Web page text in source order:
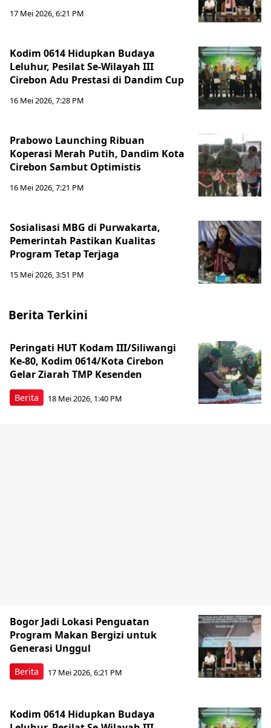
17 Mei 2026, 6:21 PM
Kodim 0614 Hidupkan Budaya
Leluhur, Pesilat Se-Wilayah III
Cirebon Adu Prestasi di Dandim Cup
16 Mei 2026, 7:28 PM
Prabowo Launching Ribuan
Koperasi Merah Putih, Dandim Kota
Cirebon Sambut Optimistis
16 Mei 2026, 7:21 PM
Sosialisasi MBG di Purwakarta,
Pemerintah Pastikan Kualitas
Program Tetap Terjaga
15 Mei 2026, 3:51 PM
Berita Terkini
Berita
Peringati HUT Kodam III/Siliwangi
Ke-80, Kodim 0614/Kota Cirebon
Gelar Ziarah TMP Kesenden
18 Mei 2026, 1:40 PM
Berita
Bogor Jadi Lokasi Penguatan
Program Makan Bergizi untuk
Generasi Unggul
17 Mei 2026, 6:21 PM
Kodim 0614 Hidupkan Budaya